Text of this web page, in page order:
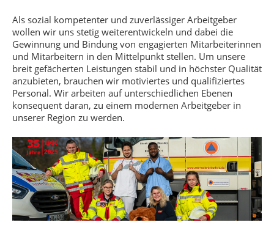
Als sozial kompetenter und zuverlässiger Arbeitgeber
wollen wir uns stetig weiterentwickeln und dabei die
Gewinnung und Bindung von engagierten Mitarbeiterinnen
und Mitarbeitern in den Mittelpunkt stellen. Um unsere
breit gefächerten Leistungen stabil und in höchster Qualität
anzubieten, brauchen wir motiviertes und qualifiziertes
Personal. Wir arbeiten auf unterschiedlichen Ebenen
konsequent daran, zu einem modernen Arbeitgeber in
unserer Region zu werden.